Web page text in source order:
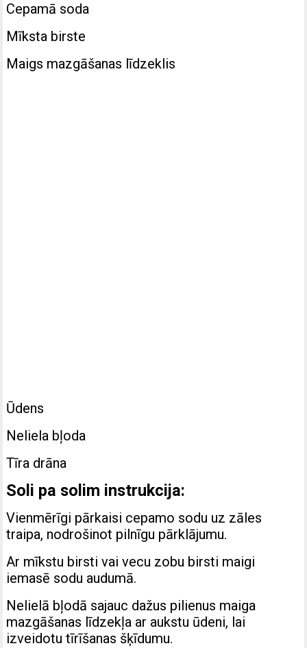
Cepamā soda
Mīksta birste
Maigs mazgāšanas līdzeklis
Ūdens
Neliela bļoda
Tīra drāna
Soli pa solim instrukcija:
Vienmērīgi pārkaisi cepamo sodu uz zāles
traipa, nodrošinot pilnīgu pārklājumu.
Ar mīkstu birsti vai vecu zobu birsti maigi
iemasē sodu audumā.
Nelielā bļodā sajauc dažus pilienus maiga
mazgāšanas līdzekļa ar aukstu ūdeni, lai
izveidotu tīrīšanas šķīdumu.